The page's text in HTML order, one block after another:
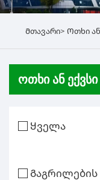
Პროდუქტები
Მთავარი> Ოთხი
ᲝᲗᲮᲘ ᲐᲜ
Ყველა
Გაგრილების